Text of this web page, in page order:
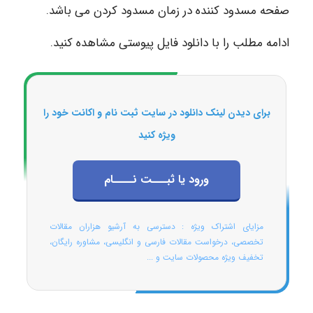
صفحه مسدود کننده در زمان مسدود کردن می باشد.
ادامه مطلب را با دانلود فایل پیوستی مشاهده کنید.
برای دیدن لینک دانلود در سایت ثبت نام و اکانت خود را
ویژه کنید
ورود یا ثبـــت نــــام
مزایای اشتراک ویژه : دسترسی به آرشیو هزاران مقالات
تخصصی، درخواست مقالات فارسی و انگلیسی، مشاوره رایگان،
تخفیف ویژه محصولات سایت و ...